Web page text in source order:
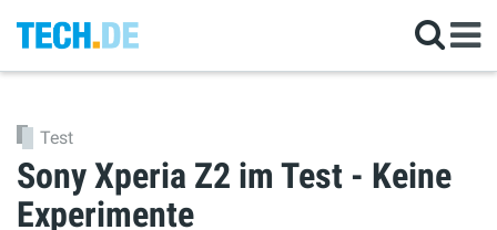
Test
Sony Xperia Z2 im Test - Keine
Experimente